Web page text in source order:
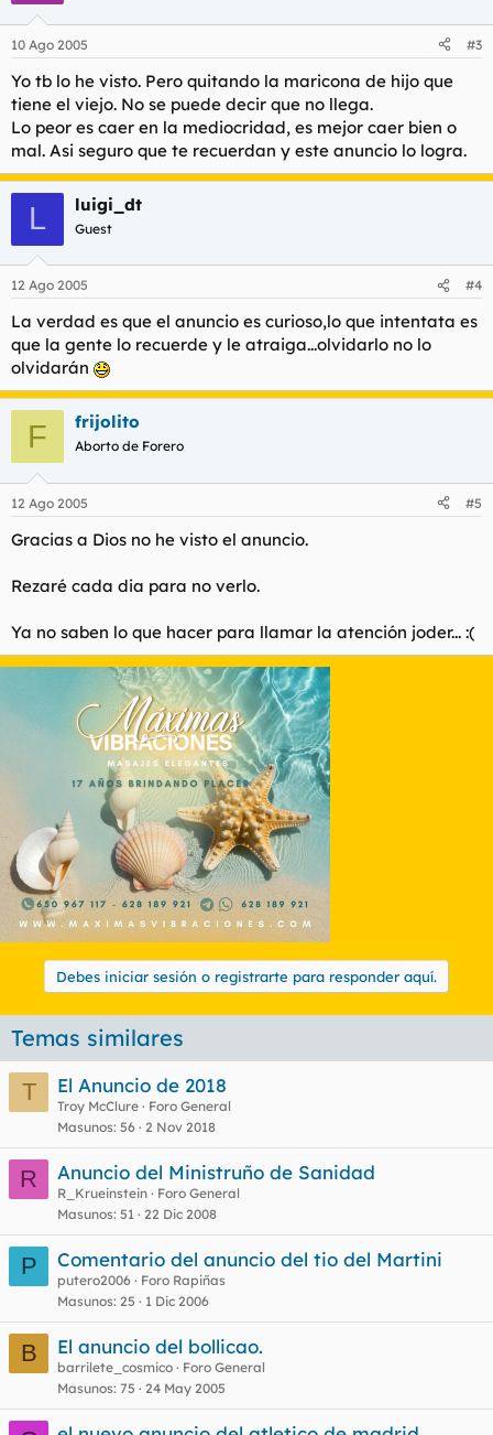
10 Ago 2005 #3
Yo tb lo he visto. Pero quitando la maricona de hijo que
tiene el viejo. No se puede decir que no llega.
Lo peor es caer en la mediocridad, es mejor caer bien o
mal. Asi seguro que te recuerdan y este anuncio lo logra.
L luigi_dt
Guest
12 Ago 2005 #4
La verdad es que el anuncio es curioso,lo que intentata es
que la gente lo recuerde y le atraiga...olvidarlo no lo
olvidarán
F frijolito
Aborto de Forero
12 Ago 2005 #5
Gracias a Dios no he visto el anuncio.
Rezaré cada dia para no verlo.
Ya no saben lo que hacer para llamar la atención joder... :(
Debes iniciar sesión o registrarte para responder aquí.
Temas similares
T
El Anuncio de 2018
Troy McClure
Foro General
Masunos 56 2 Nov 2018
R Anuncio del Ministruño de Sanidad
R_Krueinstein
Foro General
Masunos 51 22 Dic 2008
P Comentario del anuncio del tio del Martini
putero2006
Foro Rapiñas
Masunos 25 1 Dic 2006
B El anuncio del bollicao.
barrilete_cosmico
Foro General
Masunos 75 24 May 2005